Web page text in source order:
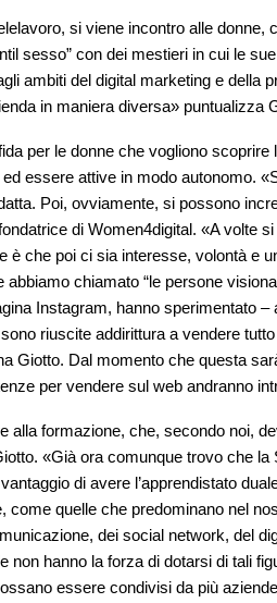
si viene incontro alle donne,
sesso” con dei mestieri in cui le
ambiti del digital marketing e della
in maniera diversa» puntualizza
per le donne che vogliono
essere attive in modo autonomo.
Poi, ovviamente, si possono
di Women4digital. «A volte
è che poi ci sia interesse, volontà e
chiamato “le persone
Instagram, hanno sperimentato –
riuscite addirittura a vendere
Giotto. Dal momento che questa
per vendere sul web andranno
alla formazione, che, secondo noi,
«Già ora comunque trovo che
di avere l’apprendistato
quelle che predominano nel
dei social network, del
non hanno la forza di dotarsi di tali
essere condivisi da più